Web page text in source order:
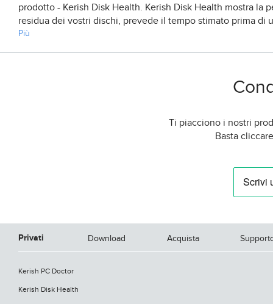
prodotto - Kerish Disk Health. Kerish Disk Health mostra la
residua dei vostri dischi, prevede il tempo stimato prima di
Più
Ti piacciono i nostri
Basta
Privati
Kerish PC Doctor
Kerish Disk Health
Download Acquista